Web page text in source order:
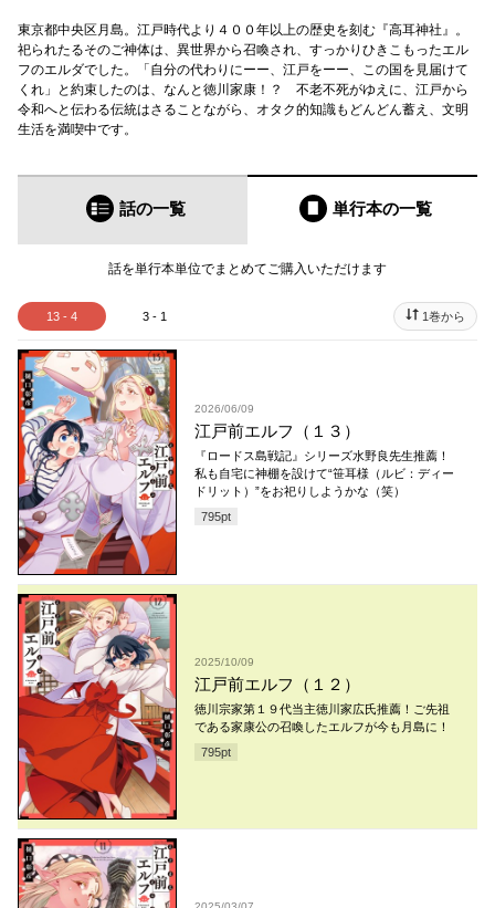
東京都中央区月島。江戸時代より４００年以上の歴史を刻む『高耳神社』。
祀られたるそのご神体は、異世界から召喚され、すっかりひきこもったエル
フのエルダでした。「自分の代わりにーー、江戸をーー、この国を見届けて
くれ」と約束したのは、なんと徳川家康！？ 不老不死がゆえに、江戸から
令和へと伝わる伝統はさることながら、オタク的知識もどんどん蓄え、文明
生活を満喫中です。
話の一覧 単行本の一覧
話を単行本単位でまとめてご購入いただけます
13 - 4 3 - 1 1巻から
2026/06/09
江戸前エルフ（１３）
『ロードス島戦記』シリーズ水野良先生推薦！
私も自宅に神棚を設けて“笹耳様（ルビ：ディー
ドリット）”をお祀りしようかな（笑）
795pt
2025/10/09
江戸前エルフ（１２）
徳川宗家第１９代当主徳川家広氏推薦！ご先祖
である家康公の召喚したエルフが今も月島に！
795pt